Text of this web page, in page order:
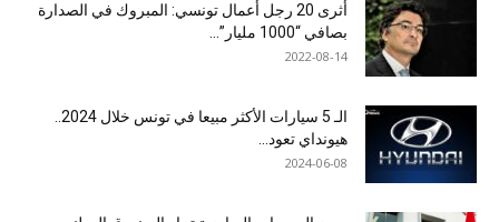
أثرى 20 رجل أعمال تونسي: المبروك في الصدارة
بصافي “1000 مليار”...
2022-08-14
هيونداي تعود...
2024-06-08